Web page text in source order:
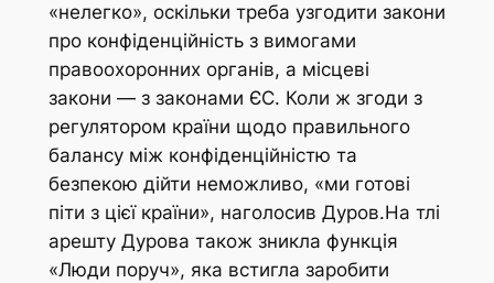
«нелегко», оскільки треба узгодити закони
про конфіденційність з вимогами
правоохоронних органів, а місцеві
закони — з законами ЄС. Коли ж згоди з
регулятором країни щодо правильного
балансу між конфіденційністю та
безпекою дійти неможливо, «ми готові
піти з цієї країни», наголосив Дуров.На тлі
арешту Дурова також зникла функція
«Люди поруч», яка встигла заробити